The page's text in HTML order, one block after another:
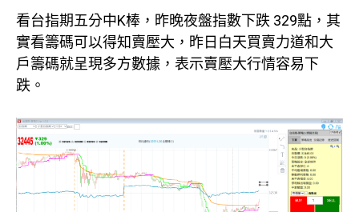
看台指期五分中K棒，昨晚夜盤指數下跌 329點，其
實看籌碼可以得知賣壓大，昨日白天買賣力道和大
戶籌碼就呈現多方數據，表示賣壓大行情容易下
跌。